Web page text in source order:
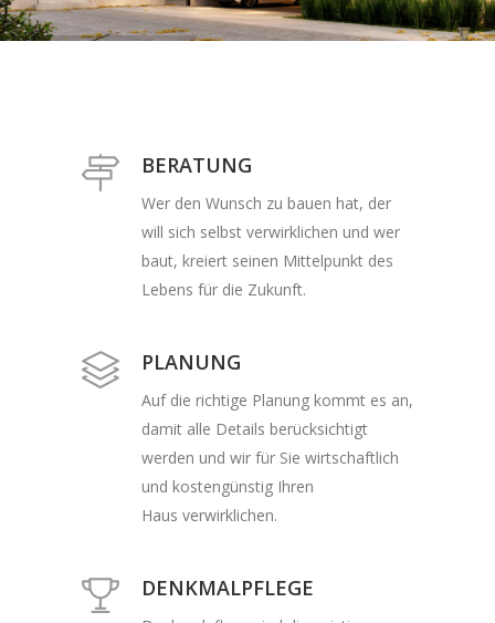
BERATUNG
Wer den Wunsch zu bauen hat, der
will sich selbst verwirklichen und wer
baut, kreiert seinen Mittelpunkt des
Lebens für die Zukunft.
PLANUNG
Auf die richtige Planung kommt es an,
damit alle Details berücksichtigt
werden und wir für Sie wirtschaftlich
und kostengünstig Ihren
Haus verwirklichen.
DENKMALPFLEGE